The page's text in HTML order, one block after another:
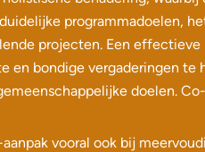
programmadoelen,
projecten. Een
en bondige vergaderingen
doelen.
vooral ook bij